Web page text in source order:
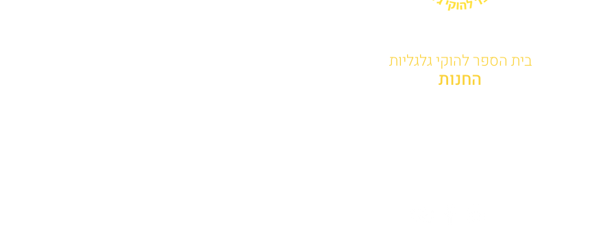
בית הספר להוקי גלגליות
החנות